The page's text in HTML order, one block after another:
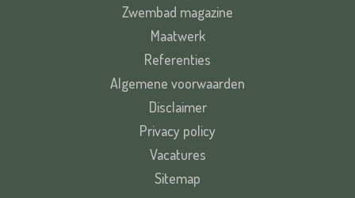
Zwembad magazine
Maatwerk
Referenties
Algemene voorwaarden
Disclaimer
Privacy policy
Vacatures
Sitemap